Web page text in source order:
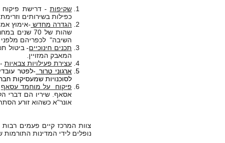
שקיפות - דרישת פיקוח
כפילות בשירותים וזרימת
הגדרה מחדש
שהות של 70
השיבה" לכפריהם מלפני 1948: כלומר, אונר"א כעת מנציחה את מצוקתם.
תכנים חינוכיים- ביטול
המאבק המזויין.
עצירת פעילויות צבאיות
ארגוני טרור -לפטר
לסוכנויות שמעסיקות
פיקוח
על מוחמד עסאף
אסאף. שיריו הם דברי
אונר"א כשהוא זורע
צוות המרכז קיים פעמים
נופלים לידי המדינות